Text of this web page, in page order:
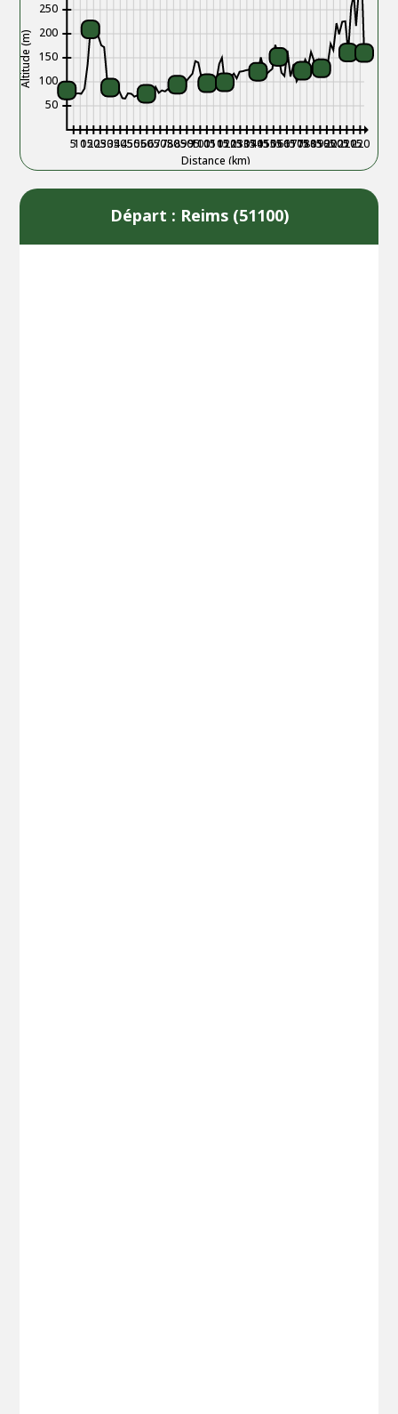
Distance (km)
Altitude (m)
5101520253035404550556065707580859095
100
105
110
115
120
125
130
135
140
145
150
155
160
165
170
175
180
185
190
195
200
205
210
215
220
50
100
150
200
250
Départ : Reims (51100)